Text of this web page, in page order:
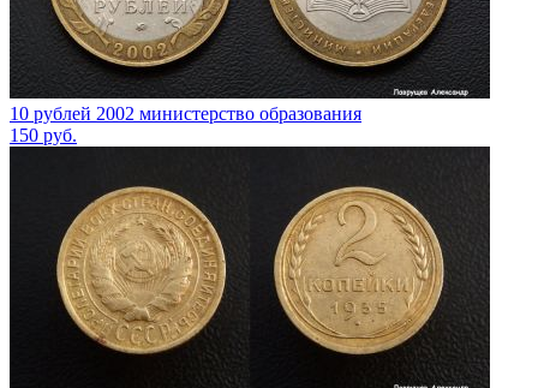
10 рублей 2002 министерство образования
150 руб.